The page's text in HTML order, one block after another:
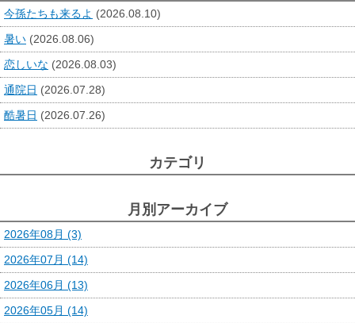
今孫たちも来るよ (2026.08.10)
暑い (2026.08.06)
恋しいな (2026.08.03)
通院日 (2026.07.28)
酷暑日 (2026.07.26)
カテゴリ
月別アーカイブ
2026年08月 (3)
2026年07月 (14)
2026年06月 (13)
2026年05月 (14)